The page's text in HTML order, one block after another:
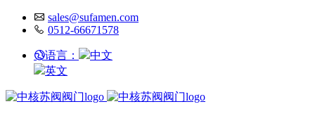
sales@sufamen.com
0512-66671578
语言：
中文
英文